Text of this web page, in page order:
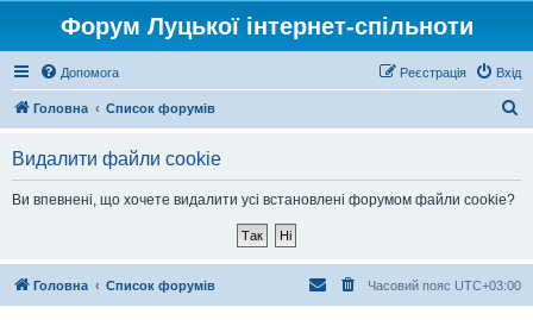
Форум Луцької інтернет-спільноти
Допомога Вхід
Реєстрація
Головна Список форумів
Видалити файли cookie
Ви впевнені, що хочете видалити усі встановлені форумом файли cookie?
Головна Список форумів Часовий пояс UTC+03:00